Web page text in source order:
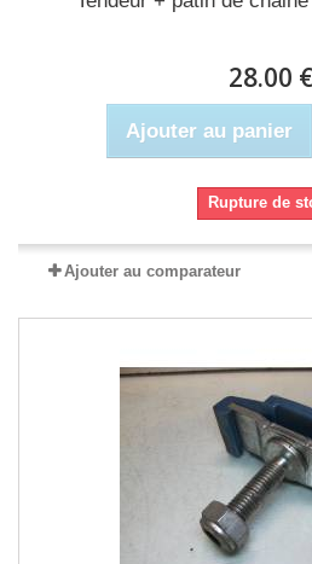
28.00 €
Ajouter au panier
Rupture de
Ajouter au comparateur